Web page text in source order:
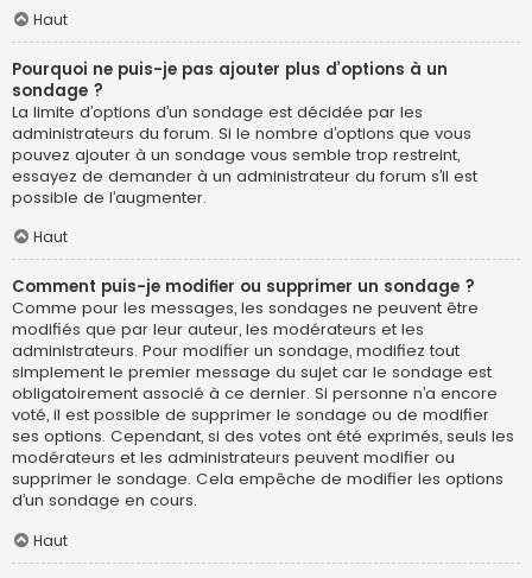
Haut
Pourquoi ne puis-je pas ajouter plus d’options à un
sondage ?
La limite d’options d’un sondage est décidée par les
administrateurs du forum. Si le nombre d’options que vous
pouvez ajouter à un sondage vous semble trop restreint,
essayez de demander à un administrateur du forum s’il est
possible de l’augmenter.
Haut
Comment puis-je modifier ou supprimer un sondage ?
Comme pour les messages, les sondages ne peuvent être
modifiés que par leur auteur, les modérateurs et les
administrateurs. Pour modifier un sondage, modifiez tout
simplement le premier message du sujet car le sondage est
obligatoirement associé à ce dernier. Si personne n’a encore
voté, il est possible de supprimer le sondage ou de modifier
ses options. Cependant, si des votes ont été exprimés, seuls les
modérateurs et les administrateurs peuvent modifier ou
supprimer le sondage. Cela empêche de modifier les options
d’un sondage en cours.
Haut